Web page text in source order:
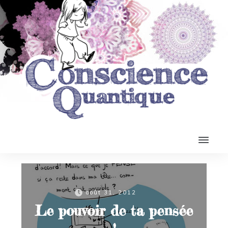
août 31, 2012
Le pouvoir de ta pensée